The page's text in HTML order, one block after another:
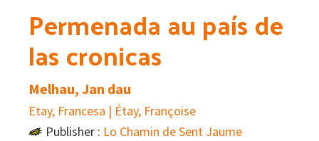
Permenada au país de
las cronicas
Melhau, Jan dau
Etay, Francesa | Étay, Françoise
Publisher : Lo Chamin de Sent Jaume